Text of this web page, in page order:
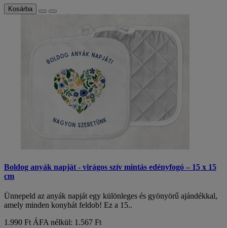
Kosárba
Boldog anyák napját - virágos szív mintás edényfogó – 15 x 15
cm
Ünnepeld az anyák napját egy különleges és gyönyörű ajándékkal,
amely minden konyhát feldob! Ez a 15..
1.990 Ft ÁFA nélkül: 1.567 Ft